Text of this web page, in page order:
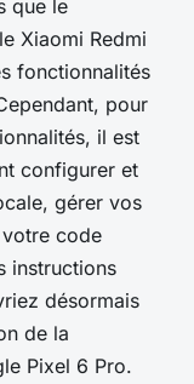
que le
Xiaomi Redmi
fonctionnalités
pour
il est
configurer et
gérer vos
code
instructions
désormais
de la
Pixel 6 Pro.